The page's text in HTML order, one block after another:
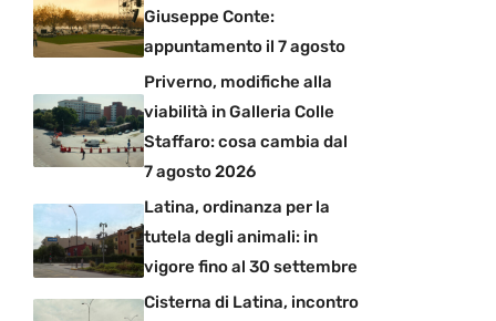
Giuseppe Conte:
appuntamento il 7 agosto
Priverno, modifiche alla
viabilità in Galleria Colle
Staffaro: cosa cambia dal
7 agosto 2026
Latina, ordinanza per la
tutela degli animali: in
vigore fino al 30 settembre
Cisterna di Latina, incontro